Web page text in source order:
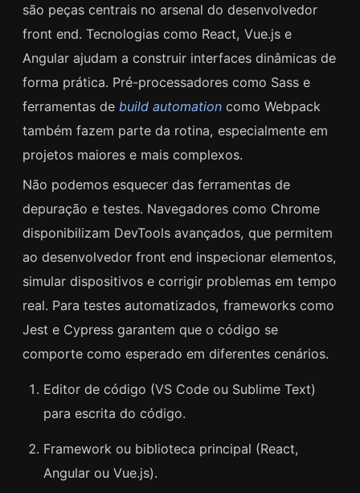
são peças centrais no arsenal do desenvolvedor
front end. Tecnologias como React, Vue.js e
Angular ajudam a construir interfaces dinâmicas de
forma prática. Pré-processadores como Sass e
ferramentas de build automation como Webpack
também fazem parte da rotina, especialmente em
projetos maiores e mais complexos.
Não podemos esquecer das ferramentas de
depuração e testes. Navegadores como Chrome
disponibilizam DevTools avançados, que permitem
ao desenvolvedor front end inspecionar elementos,
simular dispositivos e corrigir problemas em tempo
real. Para testes automatizados, frameworks como
Jest e Cypress garantem que o código se
comporte como esperado em diferentes cenários.
Editor de código (VS Code ou Sublime Text)
para escrita do código.
Framework ou biblioteca principal (React,
Angular ou Vue.js).